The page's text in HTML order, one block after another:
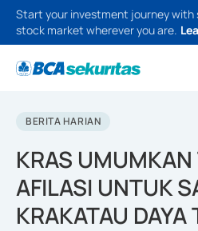
Start your investment journey with
stock market wherever you are.
BERITA HARIAN
KRAS
AFILASI UNTUK
KRAKATAU DAYA